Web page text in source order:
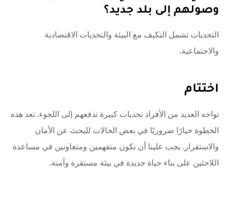
وصولهم إلى بلد جديد؟
التحديات تشمل التكيف مع البيئة والتحديات الاقتصادية
والاجتماعية.
اختتام
تواجه العديد من الأفراد تحديات كبيرة تدفعهم إلى اللجوء. تعد هذه
الخطوة خيارًا ضروريًا في بعض الحالات للبحث عن الأمان
والاستقرار. يجب علينا أن نكون متفهمين ومتعاونين في مساعدة
اللاجئين على بناء حياة جديدة في بيئة مستقرة وآمنة.